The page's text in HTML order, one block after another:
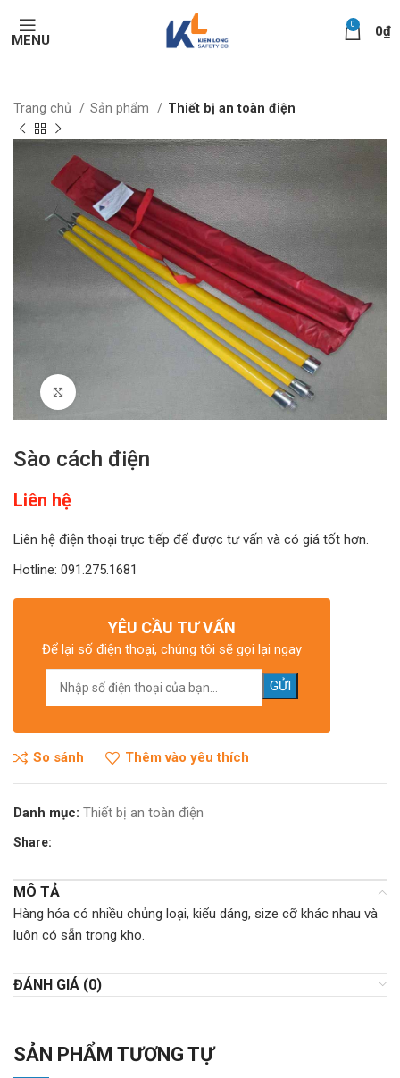
MENU
0 0₫
Trang chủ Sản phẩm Thiết bị an toàn điện
Sào cách điện
Liên hệ
Liên hệ điện thoại trực tiếp để được tư vấn và có giá tốt hơn.
Hotline: 091.275.1681
YÊU CẦU TƯ VẤN
Để lại số điện thoại, chúng tôi sẽ gọi lại ngay
So sánh Thêm vào yêu thích
Danh mục: Thiết bị an toàn điện
Share:
MÔ TẢ
Hàng hóa có nhiều chủng loại, kiểu dáng, size cỡ khác nhau và
luôn có sẵn trong kho.
ĐÁNH GIÁ (0)
SẢN PHẨM TƯƠNG TỰ